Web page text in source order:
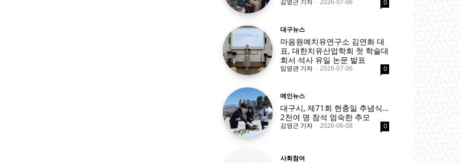
김영근 기자 - 2026-07-06 0
대구뉴스
마음원예치유연구소 김연화 대
표, 대한치유산업학회 첫 학술대
회서 석사 유일 논문 발표
임영관 기자 - 2026-07-06 0
메인뉴스
대구시, 제71회 현충일 추념식…
2천여 명 참석 엄숙한 추모
김영근 기자 - 2026-06-08 0
사회참여